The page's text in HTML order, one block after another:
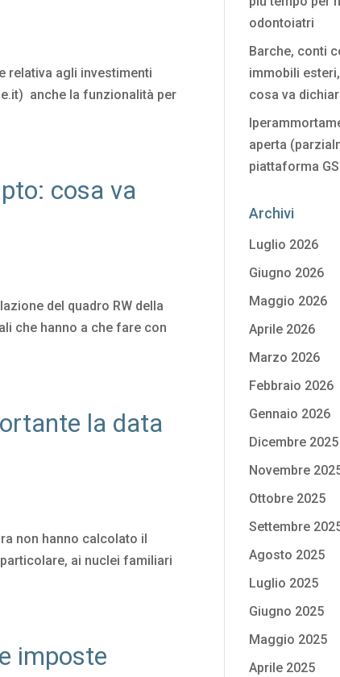
relativa agli investimenti
anche la funzionalità per
cosa va
del quadro RW della
che hanno a che fare con
la data
non hanno calcolato il
ai nuclei familiari
imposte
odontoiatri
Barche, conti
immobili
cosa va
aperta
piattaforma
Archivi
Luglio 2026
Giugno 2026
Maggio 2026
Aprile 2026
Marzo 2026
Febbraio 2026
Gennaio 2026
Dicembre 2025
Novembre
Ottobre 2025
Settembre
Agosto 2025
Luglio 2025
Giugno 2025
Maggio 2025
Aprile 2025